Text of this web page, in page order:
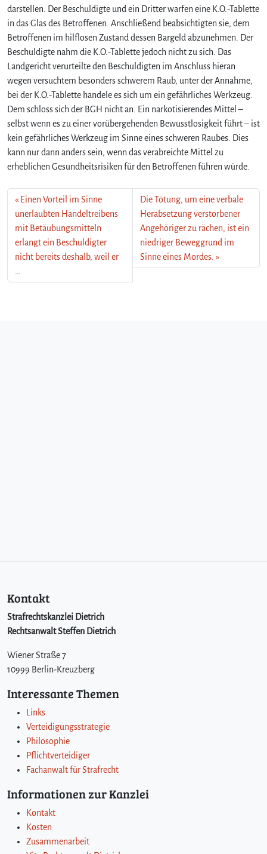
darstellen. Der Beschuldigte und ein Dritter warfen eine K.O.-Tablette
in das Glas des Betroffenen. Anschließend beabsichtigten sie, dem
Betroffenen im hilflosen Zustand dessen Bargeld abzunehmen. Der
Beschuldigte nahm die K.O.-Tablette jedoch nicht zu sich. Das
Landgericht verurteilte den Beschuldigten im Anschluss hieran
wegen versuchtem besonders schwerem Raub, unter der Annahme,
bei der K.O.-Tablette handele es sich um ein gefährliches Werkzeug.
Dem schloss sich der BGH nicht an. Ein narkotisierendes Mittel –
selbst wenn es zu einer vorübergehenden Bewusstlosigkeit führt – ist
kein gefährliches Werkzeug im Sinne eines schweren Raubes. Dies
kann nur dann anders sein, wenn das verabreichte Mittel zu
erheblichen Gesundheitsrisiken für den Betroffenen führen würde.
Einen Vorteil im Sinne
unerlaubten Handeltreibens
mit Betäubungsmitteln
erlangt ein Beschuldigter
nicht bereits deshalb, weil er
Die Tötung, um eine verbale
Herabsetzung verstorbener
Angehöriger zu rächen, ist ein
niedriger Beweggrund im
Sinne eines Mordes.
Kontakt
Strafrechtskanzlei Dietrich
Rechtsanwalt Steffen Dietrich
Wiener Straße 7
10999 Berlin-Kreuzberg
Interessante Themen
Links
Verteidigungsstrategie
Philosophie
Pflichtverteidiger
Fachanwalt für Strafrecht
Informationen zur Kanzlei
Kontakt
Kosten
Zusammenarbeit